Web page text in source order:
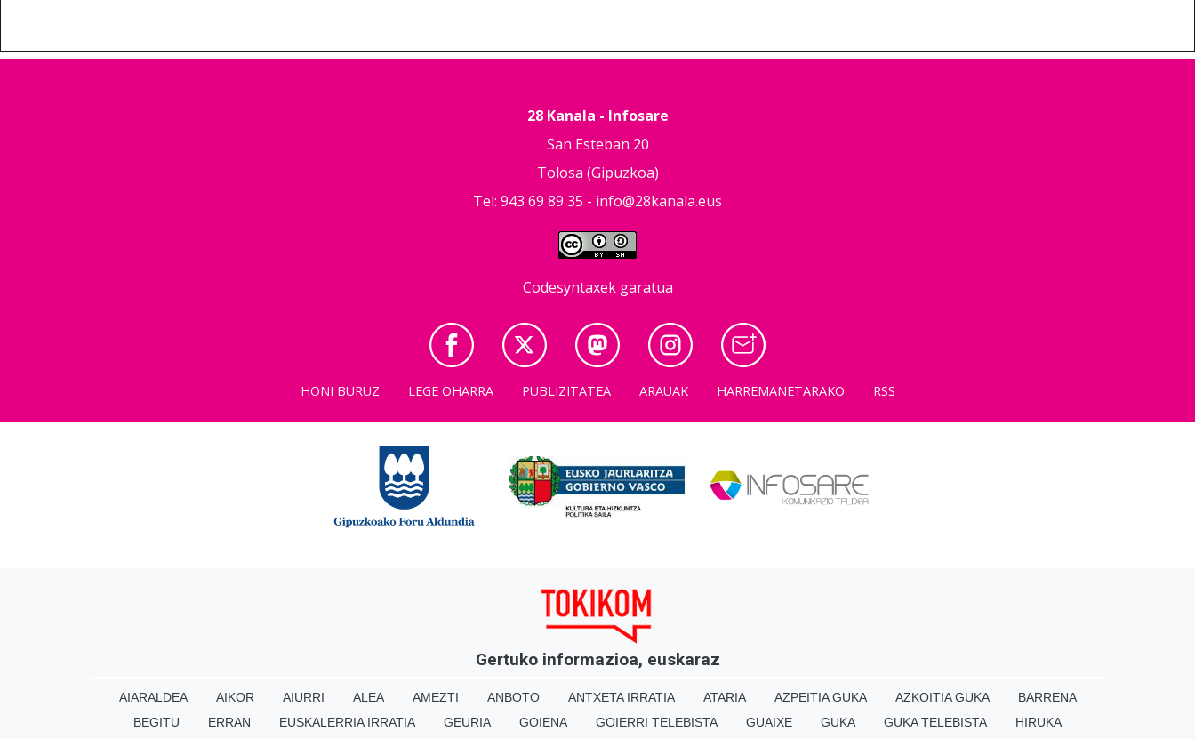
28 Kanala - Infosare
San Esteban 20
Tolosa (Gipuzkoa)
Tel: 943 69 89 35 - info@28kanala.eus
Codesyntaxek garatua
HONI BURUZ LEGE OHARRA PUBLIZITATEA ARAUAK HARREMANETARAKO RSS
Gertuko informazioa, euskaraz
AIARALDEA AIKOR AIURRI ALEA AMEZTI ANBOTO ANTXETA IRRATIA ATARIA AZPEITIA GUKA AZKOITIA GUKA
BARRENA
BEGITU
ERRAN EUSKALERRIA IRRATIA GEURIA GOIENA GOIERRI TELEBISTA GUAIXE GUKA GUKA TELEBISTA HIRUKA